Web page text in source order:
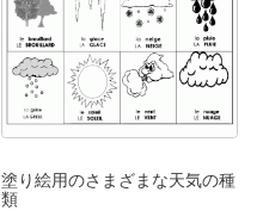
塗り絵用のさまざまな天気の種
類